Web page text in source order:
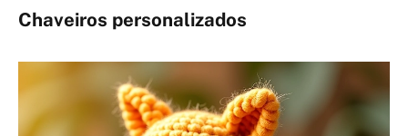
Chaveiros personalizados